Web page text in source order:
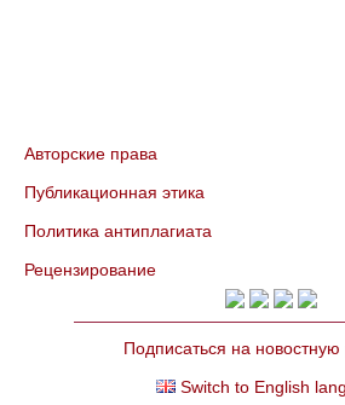
Авторские права
Публикационная этика
Политика антиплагиата
Рецензирование
Подписаться на новостную
Switch to English